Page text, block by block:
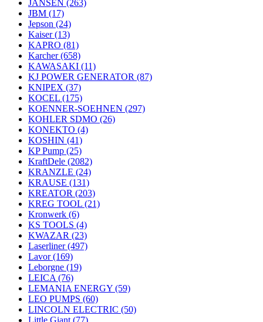
JANSEN (263)
JBM (17)
Jepson (24)
Kaiser(13)
KAPRO (81)
Karcher(658)
KAWASAKI (11)
KJ POWER GENERATOR (87)
KNIPEX (37)
KOCEL (175)
KOENNER-SOEHNEN (297)
KOHLER SDMO (26)
KONEKTO (4)
KOSHIN (41)
KP Pump (25)
KraftDele (2082)
KRANZLE (24)
KRAUSE (131)
KREATOR (203)
KREG TOOL (21)
Kronwerk (6)
KS TOOLS (4)
KWAZAR (23)
Laserliner(497)
Lavor(169)
Leborgne (19)
LEICA (76)
LEMANIA ENERGY (59)
LEO PUMPS (60)
LINCOLN ELECTRIC (50)
Little Giant (77)